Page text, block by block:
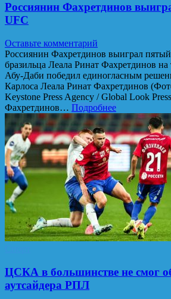
Россиянин Фахретдинов
UFC
Оставьте комментарий
Россиянин Фахретдинов выиграл
бразильца Леала Ринат Фахретдинов
Абу-Даби победил единогласным
Карлоса Леала Ринат Фахретдинов
Keystone Press Agency / Global Look
Фахретдинов… Подробнее
ЦСКА в большинстве не смог
аутсайдера РПЛ